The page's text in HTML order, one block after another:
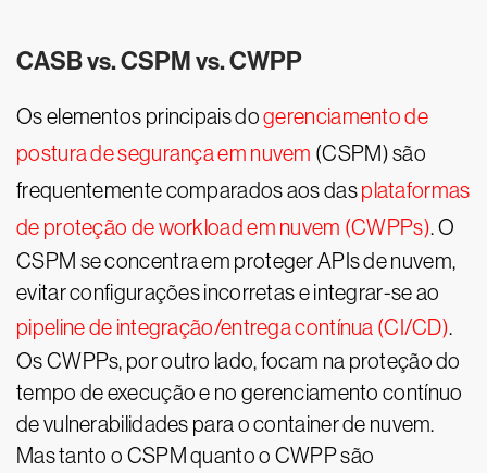
CASB vs. CSPM vs. CWPP
Os elementos principais dogerenciamento de
postura de segurança em nuvem (CSPM) são
frequentemente comparados aos dasplataformas
de proteção de workload em nuvem (CWPPs). O
CSPM se concentra em proteger APIs de nuvem,
evitar configurações incorretas e integrar-se ao
pipeline de integração/entrega contínua (CI/CD).
Os CWPPs, por outro lado, focam na proteção do
tempo de execução e no gerenciamento contínuo
de vulnerabilidades para o container de nuvem.
Mas tanto o CSPM quanto o CWPP são